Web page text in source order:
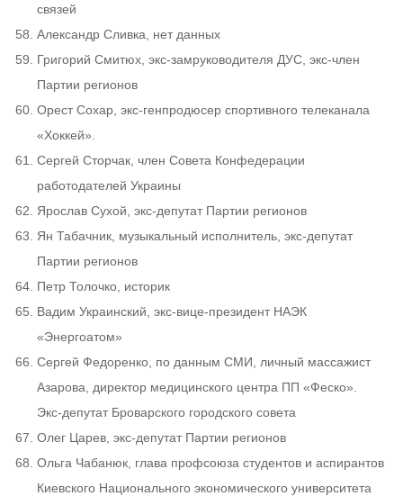
связей
Александр Сливка, нет данных
Григорий Смитюх, экс-замруководителя ДУС, экс-член
Партии регионов
Орест Сохар, экс-генпродюсер спортивного телеканала
«Хоккей».
Сергей Сторчак, член Совета Конфедерации
работодателей Украины
Ярослав Сухой, экс-депутат Партии регионов
Ян Табачник, музыкальный исполнитель, экс-депутат
Партии регионов
Петр Толочко, историк
Вадим Украинский, экс-вице-президент НАЭК
«Энергоатом»
Сергей Федоренко, по данным СМИ, личный массажист
Азарова, директор медицинского центра ПП «Феско».
Экс-депутат Броварского городского совета
Олег Царев, экс-депутат Партии регионов
Ольга Чабанюк, глава профсоюза студентов и аспирантов
Киевского Национального экономического университета